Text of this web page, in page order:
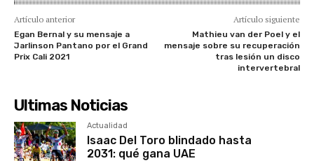
Artículo anterior
Egan Bernal y su mensaje a
Jarlinson Pantano por el Grand
Prix Cali 2021
Artículo siguiente
Mathieu van der Poel y el
mensaje sobre su recuperación
tras lesión un disco
intervertebral
Ultimas Noticias
Actualidad
Isaac Del Toro blindado hasta
2031: qué gana UAE